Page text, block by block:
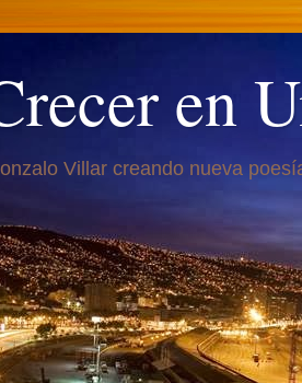
en
Villar creando nueva